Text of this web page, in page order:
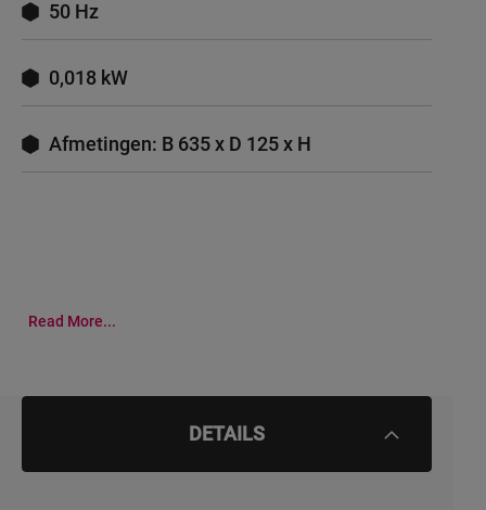
50 Hz
0,018 kW
Afmetingen: B 635 x D 125 x H
Read More...
DETAILS